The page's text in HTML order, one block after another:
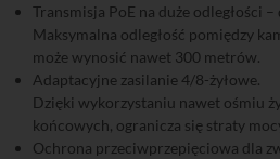
Transmisja PoE na duże odległości –
Maksymalna odległość pomiędzy
może wynosić nawet 300 metrów.
Adaptacyjne zasilanie 4/8-żyłowe.
Dzięki wykorzystaniu nawet ośmiu
końcowych, ogranicza się straty
Ochrona przeciwprzepięciowa dla